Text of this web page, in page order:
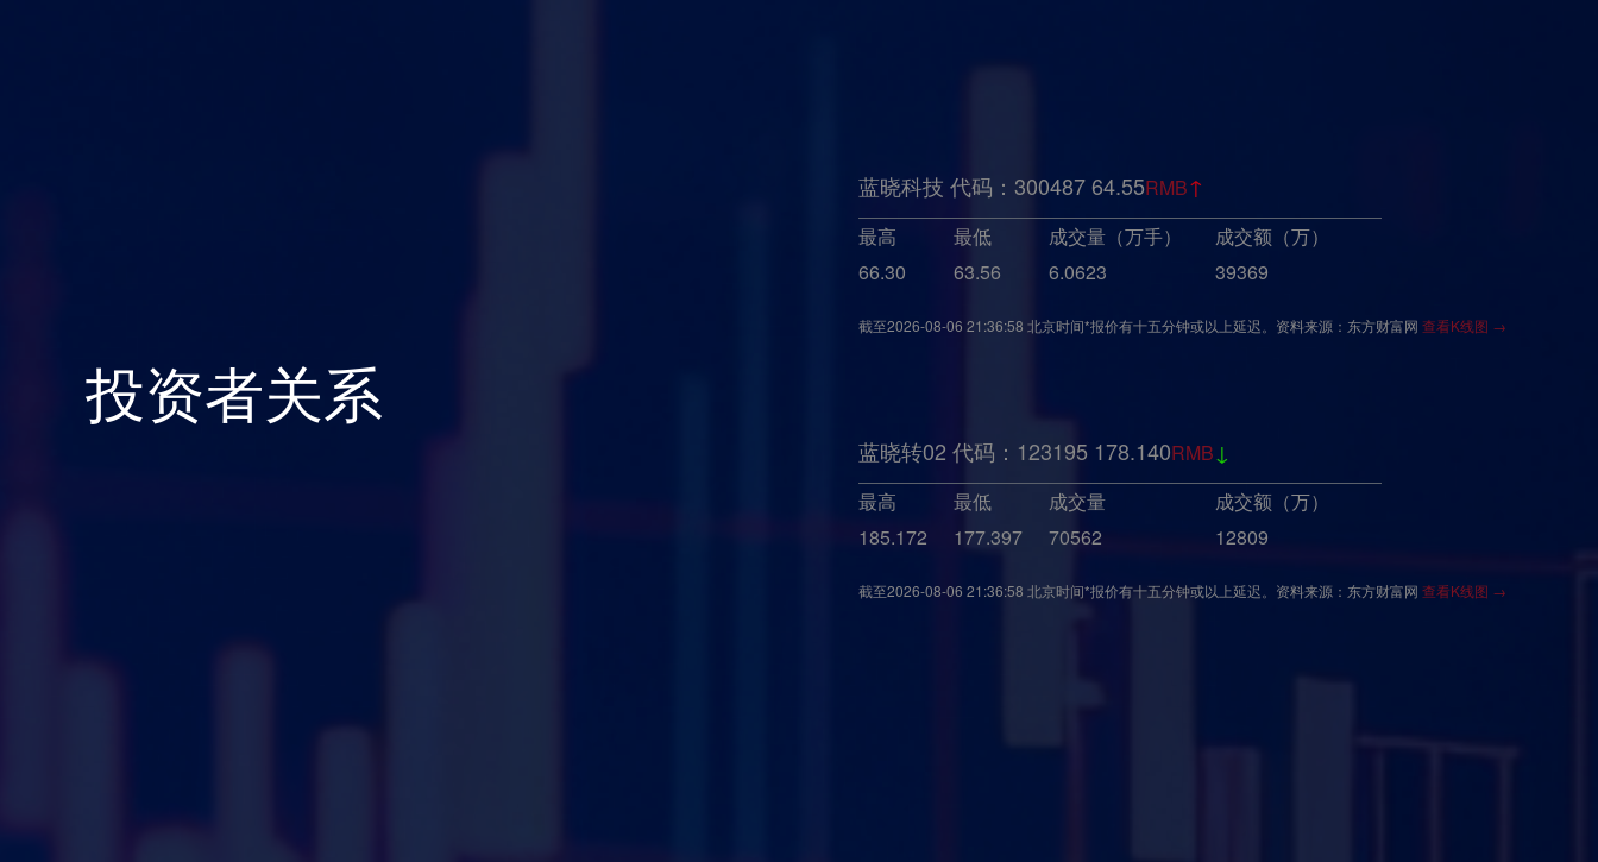
投资者关系
蓝晓科技 代码：30048764.55RMB↑
最高 最低 成交量（万手）
成交额（万）
66.30
63.56 6.0623 39369
截至2026-08-06 21:36:58 北京时间*报价有十五分钟或以上延迟。资料来源：东方财富网 查看K线图 →
蓝晓转02 代码：123195 178.140RMB ↓
最高 最低 成交量
成交额（万）
185.172
177.397 70562 12809
截至2026-08-06 21:36:58 北京时间*报价有十五分钟或以上延迟。资料来源：东方财富网 查看K线图 →